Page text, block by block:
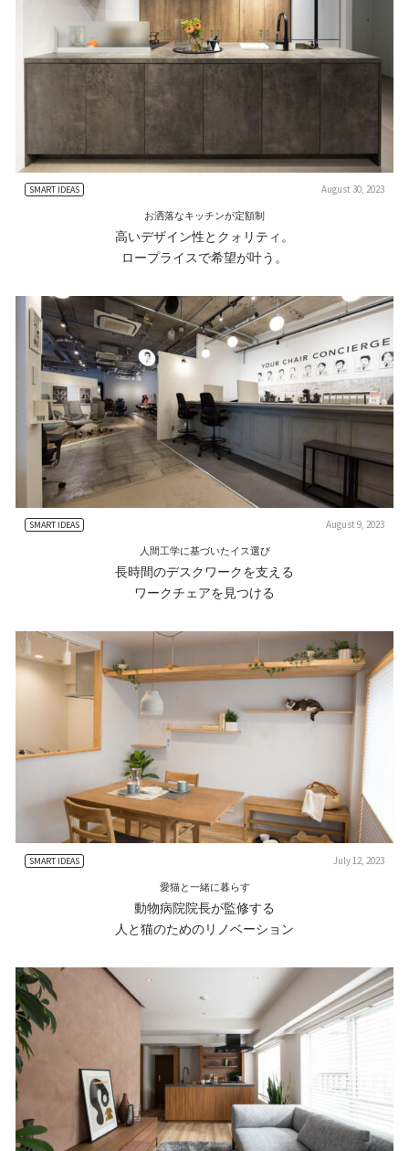
SMART IDEAS August 30, 2023
お洒落なキッチンが定額制
高いデザイン性とクォリティ。
ロープライスで希望が叶う。
SMART IDEAS August 9, 2023
人間工学に基づいたイス選び
長時間のデスクワークを支える
ワークチェアを見つける
SMART IDEAS July 12, 2023
愛猫と一緒に暮らす
動物病院院長が監修する
人と猫のためのリノベーション